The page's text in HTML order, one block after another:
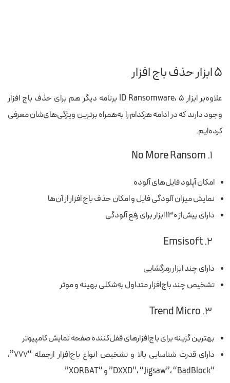
۵ ابزار حذف باج افزار
علاوه‌بر ابزار ID Ransomware، ۵ برنامه دیگر هم برای حذف باج افزار
وجود دارند که در ادامه هرکدام را به‌همراه برترین ویژگی‌های‌شان معرفی
کرده‌ایم.
۱. No More Ransom
امکان آپلود فایل‌های آلوده
نمایش میزان آلودگی فایل و امکان حذف باج افزار از آن‌ها
دارای بیش‌از ۱۳۰ ابزار برای رفع آلودگی
۲. Emsisoft
دارای چند ابزار رمزگشایی
تشخیص چند باج‌افزار متداول به‌شکلی بهینه و موثر
۳. Trend Micro
بهترین گزینه برای باج‌افزارهای قفل‌کننده صفحه نمایش کامپیوتر
دارای قدرت شناسایی بالا و تشخیص انواع باج‌افزار ازجمله “۷۷۷”،
“DXXD”، “Jigsaw”، “BadBlock” و “XORBAT”